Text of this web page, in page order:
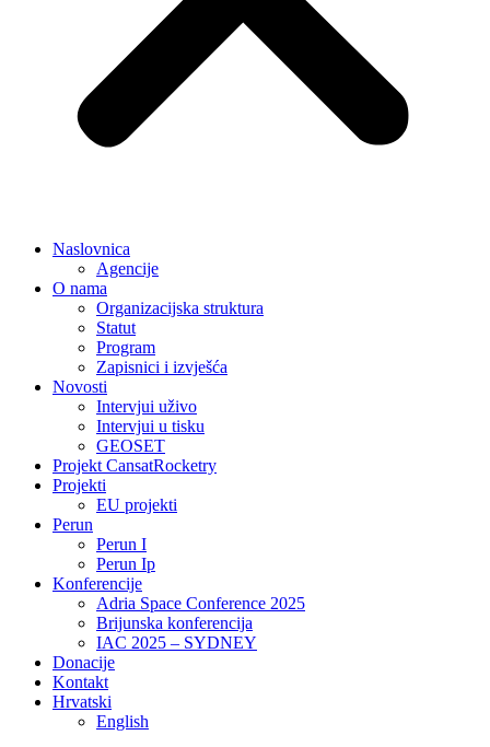
Naslovnica
Agencije
O nama
Organizacijska struktura
Statut
Program
Zapisnici i izvješća
Novosti
Intervjui uživo
Intervjui u tisku
GEOSET
Projekt CansatRocketry
Projekti
EU projekti
Perun
Perun I
Perun Ip
Konferencije
Adria Space Conference 2025
Brijunska konferencija
IAC 2025 – SYDNEY
Donacije
Kontakt
Hrvatski
English